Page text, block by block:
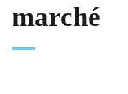
marché